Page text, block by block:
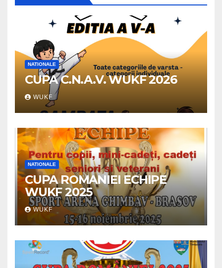
NATIONALE
CUPA C.N.A.V. WUKF 2026
WUKF
NATIONALE
CUPA ROMANIEI ECHIPE
WUKF 2025
WUKF